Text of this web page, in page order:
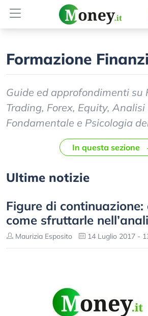
Formazione
Guide ed approfondimenti su
Trading, Forex, Equity,
Fondamentale e Psicologia
In questa sezione
Ultime notizie
Figure di continuazione:
come sfruttarle
Maurizia Esposito 14 Luglio 2017 -